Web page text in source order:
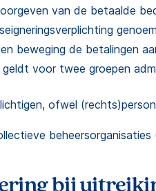
van de betaalde
beweging de betalingen
voor twee groepen
ofwel
beheersorganisaties
bij